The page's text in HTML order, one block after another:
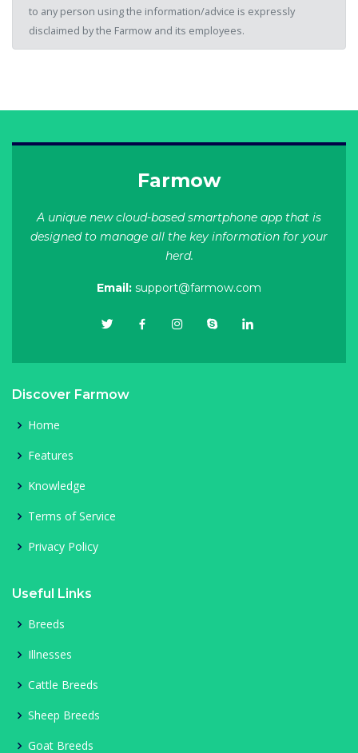
to any person using the information/advice is expressly
disclaimed by the Farmow and its employees.
Farmow
A unique new cloud-based smartphone app that is
designed to manage all the key information for your
herd.
Email: support@farmow.com
Discover Farmow
Home
Features
Knowledge
Terms of Service
Privacy Policy
Useful Links
Breeds
Illnesses
Cattle Breeds
Sheep Breeds
Goat Breeds